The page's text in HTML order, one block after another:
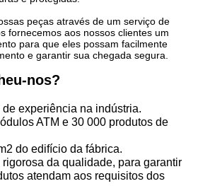
peças através de um serviço de
fornecemos aos nossos clientes um
para que eles possam facilmente
e garantir sua chegada segura.
nos?
experiência na indústria.
ATM e 30 000 produtos de
do edifício da fábrica.
da qualidade, para garantir
atendam aos requisitos dos